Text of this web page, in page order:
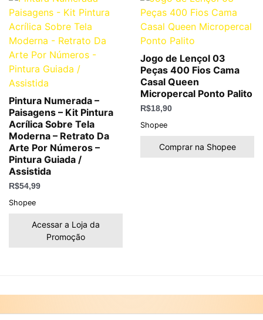
Pintura Numerada –
Paisagens – Kit Pintura
Acrílica Sobre Tela
Moderna – Retrato Da
Arte Por Números –
Pintura Guiada /
Assistida
R$54,99
Shopee
Acessar a Loja da
Promoção
Jogo de Lençol 03
Peças 400 Fios Cama
Casal Queen
Micropercal Ponto Palito
R$18,90
Shopee
Comprar na Shopee